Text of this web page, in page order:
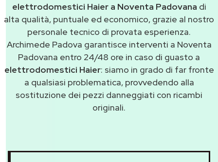
elettrodomestici Haier a Noventa Padovana di
alta qualità, puntuale ed economico, grazie al nostro
personale tecnico di provata esperienza.
Archimede Padova garantisce interventi a Noventa
Padovana entro 24/48 ore in caso di guasto a
elettrodomestici Haier: siamo in grado di far fronte
a qualsiasi problematica, provvedendo alla
sostituzione dei pezzi danneggiati con ricambi
originali.